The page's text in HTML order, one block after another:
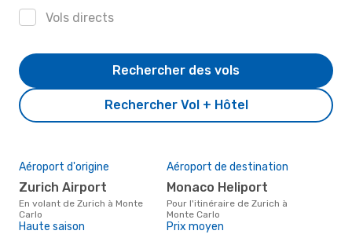
Vols directs
Rechercher Vol + Hôtel
Rechercher des vols
Aéroport d'origine
Zurich Airport
En volant de Zurich à Monte
Carlo
Aéroport de destination
Monaco Heliport
Pour l'itinéraire de Zurich à
Monte Carlo
Haute saison Prix moyen